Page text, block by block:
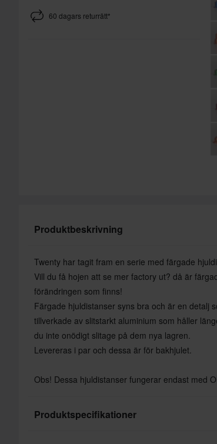
60 dagars returrätt*
Produktbeskrivning
Twenty har tagit fram en serie med färgade
Vill du få hojen att se mer factory ut? då är
förändringen som finns!
Färgade hjuldistanser syns bra och är en detalj
tillverkade av slitstarkt aluminium som håller
du inte onödigt slitage på dem nya lagren.
Levereras i par och dessa är för bakhjulet.
Obs! Dessa hjuldistanser fungerar endast med
Produktspecifikationer